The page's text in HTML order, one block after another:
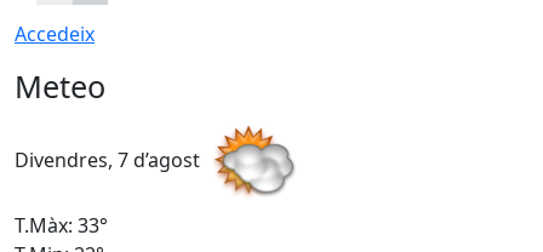
Accedeix
Meteo
Divendres, 7 d’agost
T.Màx: 33°